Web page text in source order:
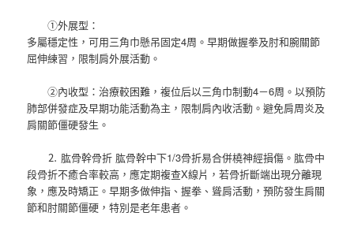
①外展型：
多屬穩定性，可用三角巾懸吊固定4周。早期做握拳及肘和腕關節
屈伸練習，限制肩外展活動。
②內收型：治療較困難，複位后以三角巾制動4－6周。以預防
肺部併發症及早期功能活動為主，限制肩內收活動。避免肩周炎及
肩關節僵硬發生。
⒉ 肱骨幹骨折 肱骨幹中下1/3骨折易合併橈神經損傷。肱骨中
段骨折不癒合率較高，應定期複查X線片，若骨折斷端出現分離現
象，應及時矯正。早期多做伸指、握拳、聳肩活動，預防發生肩關
節和肘關節僵硬，特別是老年患者。